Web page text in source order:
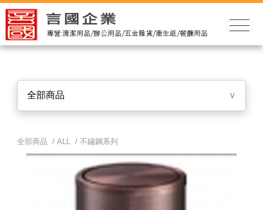
全部商品 ∨
全部商品 /ALL /不鏽鋼系列